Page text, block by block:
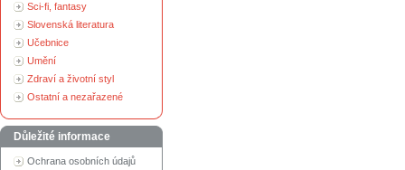
Sci-fi, fantasy
Slovenská literatura
Učebnice
Umění
Zdraví a životní styl
Ostatní a nezařazené
Důležité informace
Ochrana osobních údajů